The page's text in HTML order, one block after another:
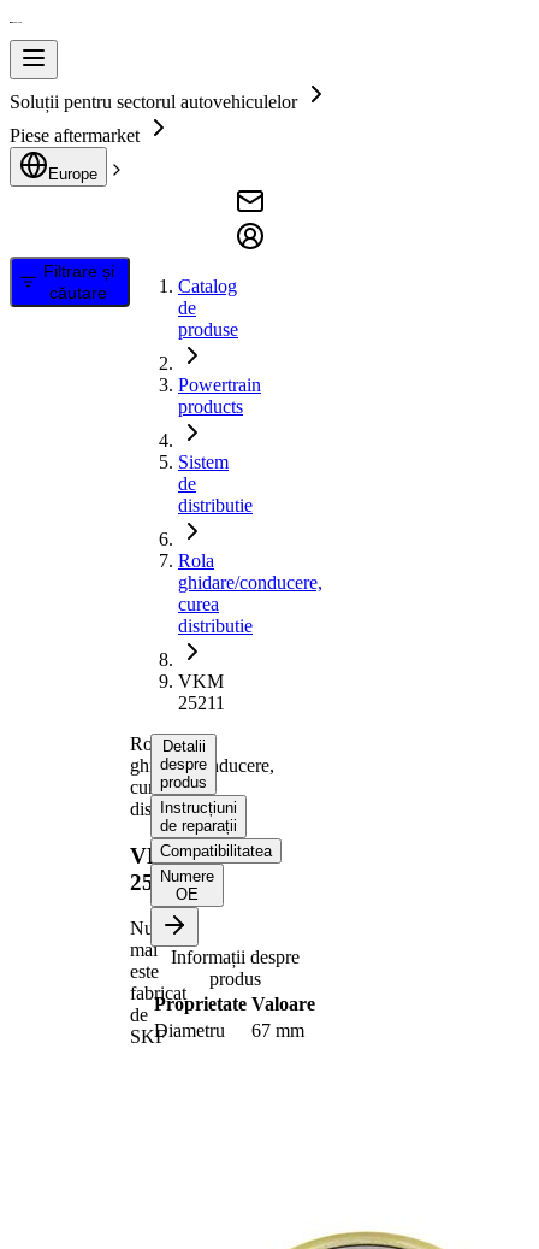
Soluții pentru sectorul autovehiculelor
Piese aftermarket
Europe
Filtrare și
căutare
Catalog
de
produse
Powertrain
products
Sistem
de
distributie
Rola
ghidare/conducere,
curea
distributie
VKM
25211
Rola
ghidare/conducere,
curea
distributie
VKM
25211
Nu
mai
este
fabricat
de
SKF
Detalii
despre
produs
Instrucțiuni
de reparații
Compatibilitatea
Numere
OE
Informații despre
produs
Proprietate Valoare
Diametru
67 mm